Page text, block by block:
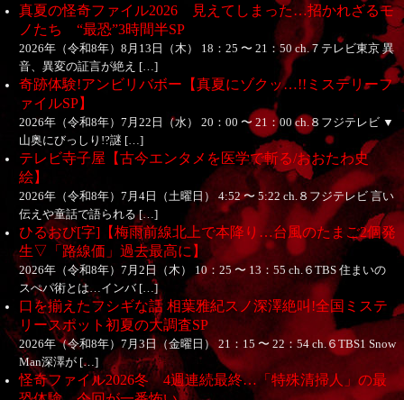
真夏の怪奇ファイル2026 見えてしまった…招かれざるモ
ノたち “最恐”3時間半SP
2026年（令和8年）8月13日（木） 18：25 〜 21：50 ch.７テレビ東京 異
音、異変の証言が絶え […]
奇跡体験!アンビリバボー【真夏にゾクッ…!!ミステリーフ
ァイルSP】
2026年（令和8年）7月22日（水） 20：00 〜 21：00 ch.８フジテレビ ▼
山奥にびっしり!?謎 […]
テレビ寺子屋【古今エンタメを医学で斬る/おおたわ史
絵】
2026年（令和8年）7月4日（土曜日） 4:52 〜 5:22 ch.８フジテレビ 言い
伝えや童話で語られる […]
ひるおび[字]【梅雨前線北上で本降り…台風のたまご2個発
生▽「路線価」過去最高に】
2026年（令和8年）7月2日（木） 10：25 〜 13：55 ch.６TBS 住まいの
スぺパ術とは…インバ […]
口を揃えたフシギな話 相葉雅紀スノ深澤絶叫!全国ミステ
リースポット初夏の大調査SP
2026年（令和8年）7月3日（金曜日） 21：15 〜 22：54 ch.６TBS1 Snow
Man深澤が […]
怪奇ファイル2026冬 4週連続最終…「特殊清掃人」の最